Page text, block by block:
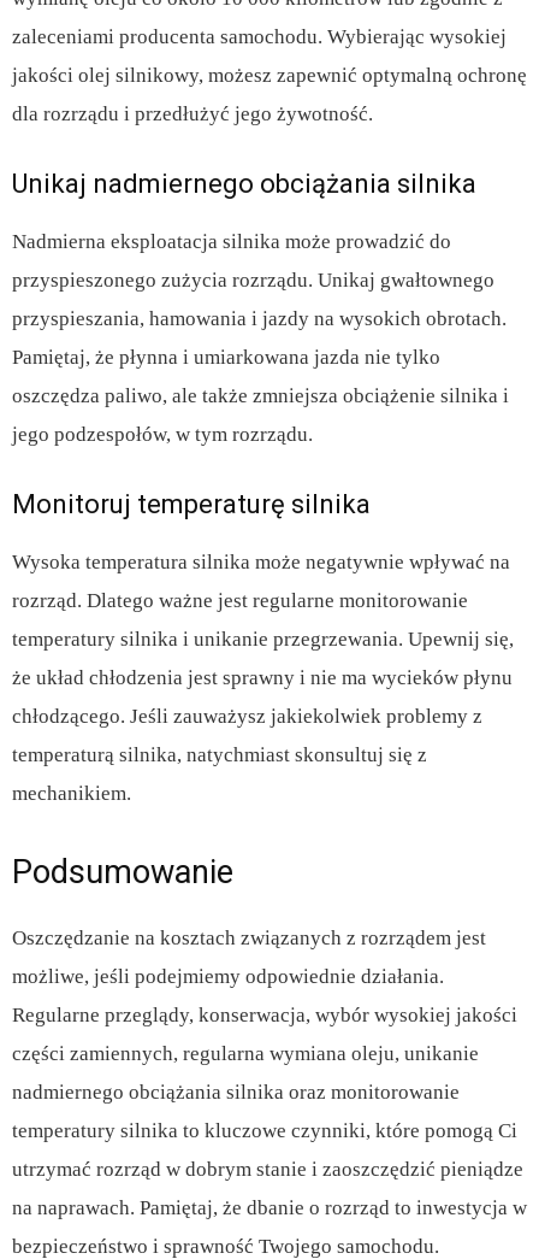
zaleceniami producenta samochodu. Wybierając wysokiej
jakości olej silnikowy, możesz zapewnić optymalną ochronę
dla rozrządu i przedłużyć jego żywotność.
Unikaj nadmiernego obciążania silnika
Nadmierna eksploatacja silnika może prowadzić do
przyspieszonego zużycia rozrządu. Unikaj gwałtownego
przyspieszania, hamowania i jazdy na wysokich obrotach.
Pamiętaj, że płynna i umiarkowana jazda nie tylko
oszczędza paliwo, ale także zmniejsza obciążenie silnika i
jego podzespołów, w tym rozrządu.
Monitoruj temperaturę silnika
Wysoka temperatura silnika może negatywnie wpływać na
rozrząd. Dlatego ważne jest regularne monitorowanie
temperatury silnika i unikanie przegrzewania. Upewnij się,
że układ chłodzenia jest sprawny i nie ma wycieków płynu
chłodzącego. Jeśli zauważysz jakiekolwiek problemy z
temperaturą silnika, natychmiast skonsultuj się z
mechanikiem.
Podsumowanie
Oszczędzanie na kosztach związanych z rozrządem jest
możliwe, jeśli podejmiemy odpowiednie działania.
Regularne przeglądy, konserwacja, wybór wysokiej jakości
części zamiennych, regularna wymiana oleju, unikanie
nadmiernego obciążania silnika oraz monitorowanie
temperatury silnika to kluczowe czynniki, które pomogą Ci
utrzymać rozrząd w dobrym stanie i zaoszczędzić pieniądze
na naprawach. Pamiętaj, że dbanie o rozrząd to inwestycja w
bezpieczeństwo i sprawność Twojego samochodu.